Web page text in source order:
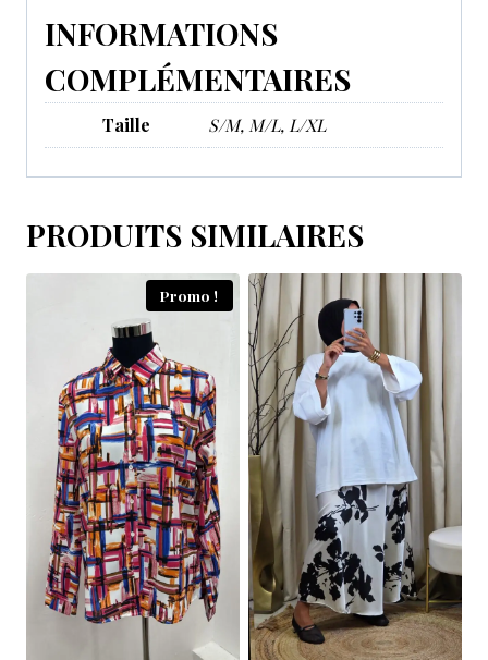
INFORMATIONS
COMPLÉMENTAIRES
Taille S/M, M/L, L/XL
PRODUITS SIMILAIRES
Promo !